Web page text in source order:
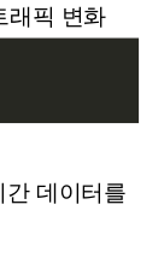
래픽 변화
간 데이터를